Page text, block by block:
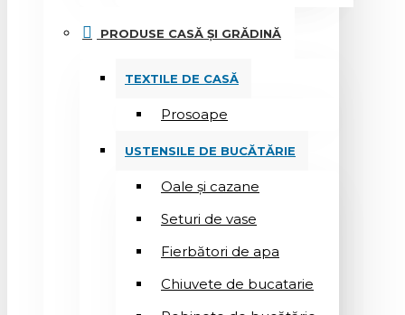
PRODUSE CASĂ ȘI GRĂDINĂ
TEXTILE DE CASĂ
Prosoape
USTENSILE DE BUCĂTĂRIE
Oale și cazane
Seturi de vase
Fierbători de apa
Chiuvete de bucatarie